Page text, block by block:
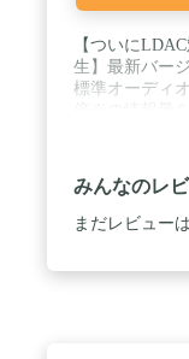
【ついに
生】最新バー
標準オーディ
LDACに対応
ゾ音源ならで
生が可能にな
が定めるハイ
しています。
みんなのレ
まだレビュー